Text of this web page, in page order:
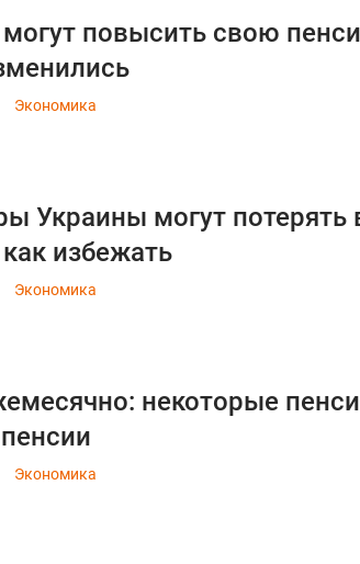
повысить свою
Экономика
Украины могут
избежать
Экономика
некоторые
Экономика